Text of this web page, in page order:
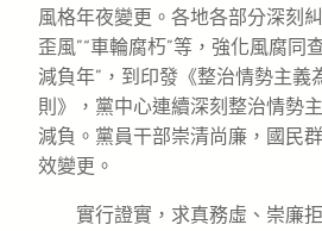
風格年夜變更。各地各部分深刻
歪風”“車輪腐朽”等，強化風腐同
減負年”，到印發《整治情勢主義
則》，黨中心連續深刻整治情勢
減負。黨員干部崇清尚廉，國民
效變更。
實行證實，求真務虛、崇廉